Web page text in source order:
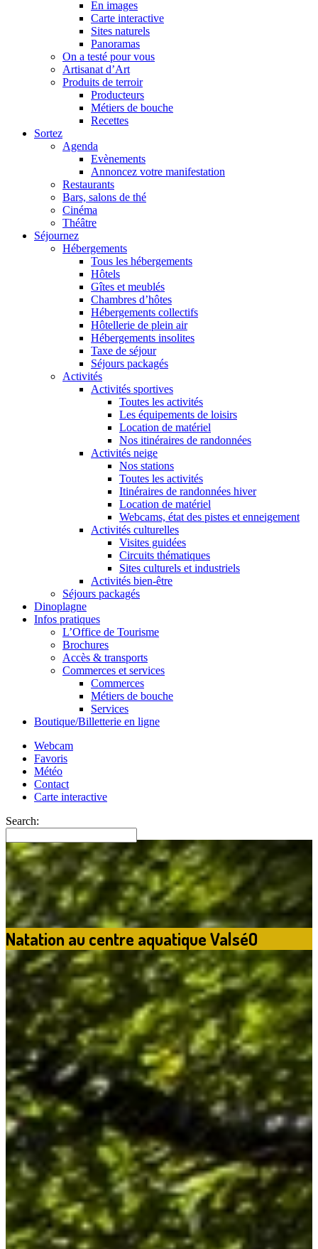
En images
Carte interactive
Sites naturels
Panoramas
On a testé pour vous
Artisanat d’Art
Produits de terroir
Producteurs
Métiers de bouche
Recettes
Sortez
Agenda
Evènements
Annoncez votre manifestation
Restaurants
Bars, salons de thé
Cinéma
Théâtre
Séjournez
Hébergements
Tous les hébergements
Hôtels
Gîtes et meublés
Chambres d’hôtes
Hébergements collectifs
Hôtellerie de plein air
Hébergements insolites
Taxe de séjour
Séjours packagés
Activités
Activités sportives
Toutes les activités
Les équipements de loisirs
Location de matériel
Nos itinéraires de randonnées
Activités neige
Nos stations
Toutes les activités
Itinéraires de randonnées hiver
Location de matériel
Webcams, état des pistes et enneigement
Activités culturelles
Visites guidées
Circuits thématiques
Sites culturels et industriels
Activités bien-être
Séjours packagés
Dinoplagne
Infos pratiques
L’Office de Tourisme
Brochures
Accès & transports
Commerces et services
Commerces
Métiers de bouche
Services
Boutique/Billetterie en ligne
Webcam
Favoris
Météo
Contact
Carte interactive
Search:
Natation au centre aquatique ValséO